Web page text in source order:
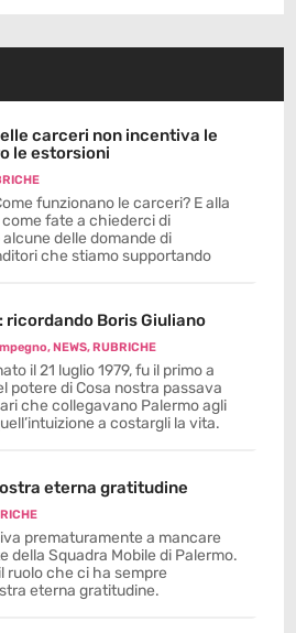
carceri non incentiva le
le estorsioni
funzionano le carceri? E alla
fate a chiederci di
delle domande di
che stiamo supportando
ricordando Boris Giuliano
,NEWS,RUBRICHE
il 21 luglio 1979, fu il primo a
potere di Cosa nostra passava
che collegavano Palermo agli
a costargli la vita.
eterna gratitudine
prematuramente a mancare
della Squadra Mobile di Palermo.
ruolo che ci ha sempre
eterna gratitudine.